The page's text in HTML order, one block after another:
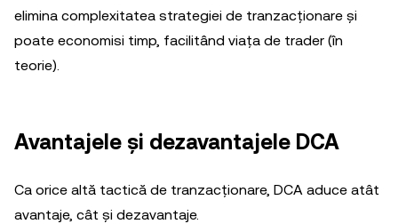
elimina complexitatea strategiei de tranzacționare și
poate economisi timp, facilitând viața de trader (în
teorie).
Avantajele și dezavantajele DCA
Ca orice altă tactică de tranzacționare, DCA aduce atât
avantaje, cât și dezavantaje.